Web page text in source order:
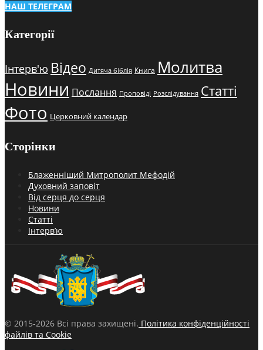
НАШ ТЕЛЕГРАМ
Категорії
Інтерв'ю Відео Дитяча біблія Книга Молитва
Новини Послання Проповіді Розслідування Статті
Фото Церковний календар
Сторінки
Блаженніший Митрополит Мефодій
Духовний заповіт
Від серця до серця
Новини
Статті
Інтерв’ю
© 2015-2026 Всі права захищені. Політика конфіденційності
файлів та Cookie